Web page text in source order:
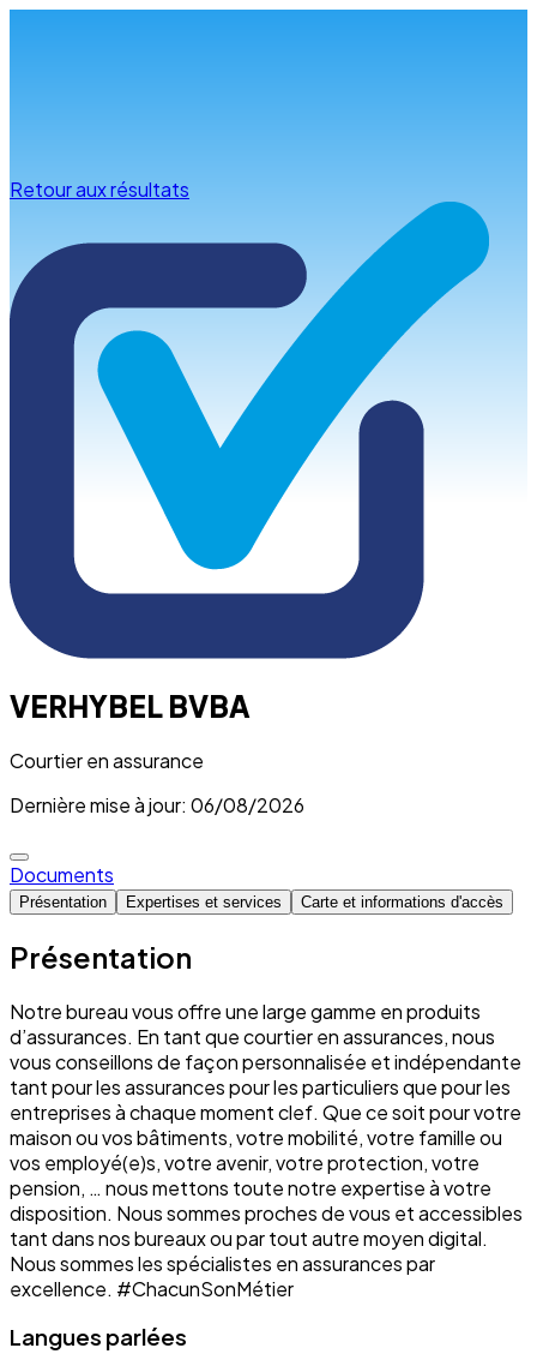
Retour aux résultats
VERHYBEL BVBA
Courtier en assurance
Dernière mise à jour: 06/08/2026
Documents
Présentation Expertises et services Carte et informations d'accès
Présentation
Notre bureau vous offre une large gamme en produits
d’assurances. En tant que courtier en assurances, nous
vous conseillons de façon personnalisée et indépendante
tant pour les assurances pour les particuliers que pour les
entreprises à chaque moment clef. Que ce soit pour votre
maison ou vos bâtiments, votre mobilité, votre famille ou
vos employé(e)s, votre avenir, votre protection, votre
pension, … nous mettons toute notre expertise à votre
disposition. Nous sommes proches de vous et accessibles
tant dans nos bureaux ou par tout autre moyen digital.
Nous sommes les spécialistes en assurances par
excellence. #ChacunSonMétier
Langues parlées